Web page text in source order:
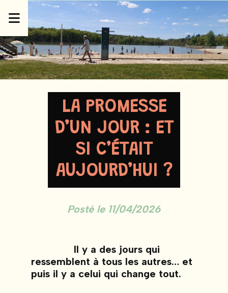
LA PROMESSE
D’UN JOUR : ET
SI C’ÉTAIT
AUJOURD’HUI ?
Posté le 11/04/2026
Il y a des jours qui
ressemblent à tous les autres… et
puis il y a celui qui change tout.
Panneau de gestion des cookies